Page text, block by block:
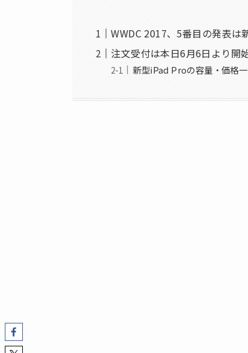
WWDC 2017、5番目の発表は
注文受付は本日6月6日より開
新型iPad Proの容量・価格